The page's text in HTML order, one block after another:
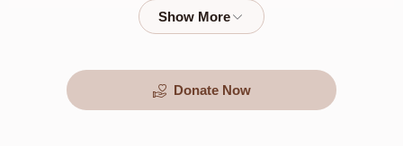
$13,500.00
Donate Now